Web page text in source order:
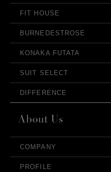
FIT HOUSE
BURNEDESTROSE
KONAKA FUTATA
SUIT SELECT
DIFFERENCE
COMPANY
PROFILE